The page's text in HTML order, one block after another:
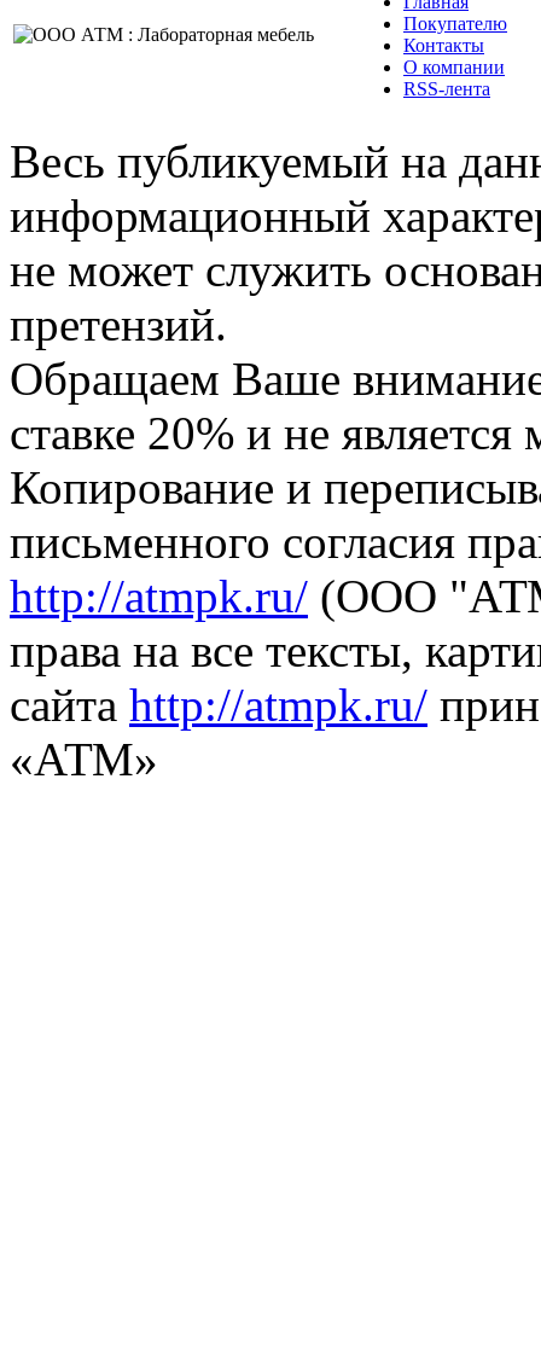
Покупателю
Контакты
О компании
RSS-лента
Весь публикуемый на
информационный
не может служить
претензий.
Обращаем Ваше
ставке 20% и не
Копирование и
письменного согласия
http://atmpk.ru/ (ООО
права на все тексты,
сайта http://atmpk.ru/
«АТМ»